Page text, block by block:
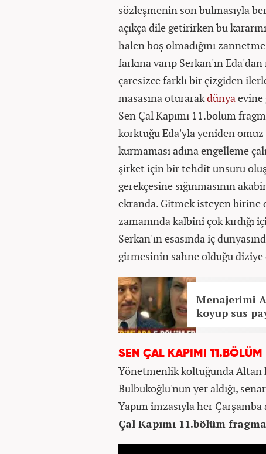
sözleşmenin son bulmasıyla
açıkça dile getirirken bu
halen boş olmadığını
farkına varıp Serkan'ın
çaresizce farklı bir çizgiden
masasına oturarakdünyaevine
Sen Çal Kapımı 11.bölüm
korktuğu Eda'yla yeniden
kurmaması adına engelleme
şirket için bir tehdit unsuru
gerekçesine sığınmasının
ekranda. Gitmek isteyen birine
zamanında kalbini çok kırdığı
Serkan'ın esasında iç
girmesinin sahne olduğu
Menajerimi
koyup sus
SEN ÇAL KAPIMI
Yönetmenlik koltuğunda Altan
Bülbükoğlu'nun yer aldığı,
Yapım imzasıyla her
Çal Kapımı 11.bölüm